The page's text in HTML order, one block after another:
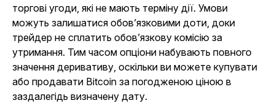
торгові угоди, які не мають терміну дії. Умови
можуть залишатися обов’язковими доти, доки
трейдер не сплатить обов’язкову комісію за
утримання. Тим часом опціони набувають повного
значення деривативу, оскільки ви можете купувати
або продавати Bitcoin за погодженою ціною в
заздалегідь визначену дату.